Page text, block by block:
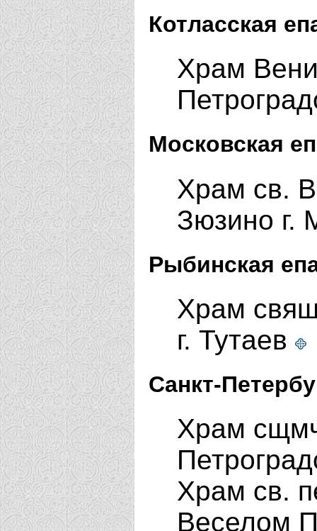
Котласская
Храм
Московская
Храм св.
Зюзино г.
Рыбинская
Храм
г. Тутаев
Санкт-
Храм
Храм св.
Веселом